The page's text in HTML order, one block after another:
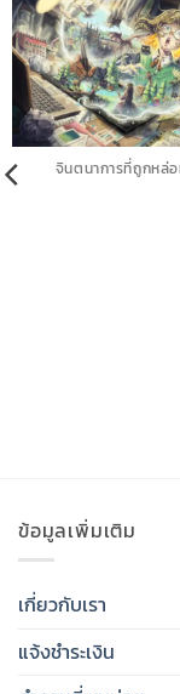
จินตนาการที่ถูกหล่
ข้อมูลเพิ่มเติม
เกี่ยวกับเรา
แจ้งชำระเงิน